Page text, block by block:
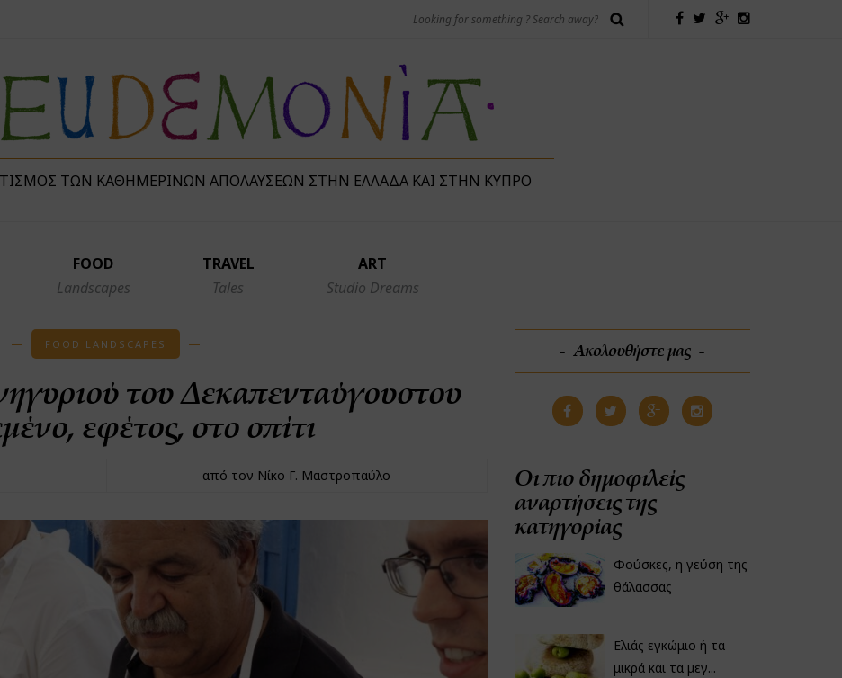
ΤΩΝ ΚΑΘΗΜΕΡΙΝΏΝ ΑΠΟΛΑΎΣΕΩΝ ΣΤΗΝ ΕΛΛΆΔΑ ΚΑΙ ΣΤΗΝ ΚΎΠΡΟ
FOOD
Landscapes
TRAVEL
Tales
ART
Studio Dreams
FOOD LANDSCAPES
του Δεκαπενταύγουστου
εφέτος, στο σπίτι
από τον Νίκο Γ. Μαστροπαύλο
Ακολουθήστε μας
Οι πιο δημοφιλείς
αναρτήσεις της
κατηγορίας
Φούσκες, η γεύση της
θάλασσας
Ελιάς εγκώμιο ή τα
μικρά και τα μεγ...